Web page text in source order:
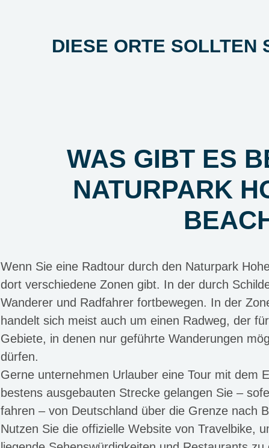
DIESE ORTE SOLLTEN
WAS GIBT ES
NATURPARK
Wenn Sie eine Radtour durch den Naturpark
dort verschiedene Zonen gibt. In der durch
Wanderer und Radfahrer fortbewegen. In der
handelt sich meist auch um einen Radweg, der
Gebiete, in denen nur geführte Wanderungen
dürfen.
Gerne unternehmen Urlauber eine Tour mit dem
bestens ausgebauten Strecke gelangen Sie –
fahren – von Deutschland über die Grenze nach
Nutzen Sie die offizielle Website von Travelbike,